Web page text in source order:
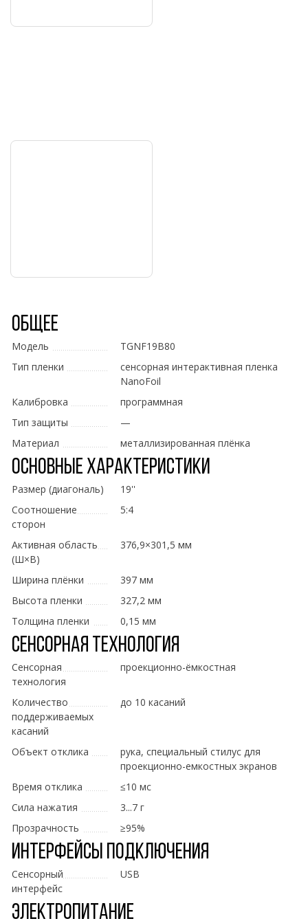
Общее
Модель
TGNF19B80
Тип пленки
сенсорная интерактивная пленка
NanoFoil
Калибровка
программная
Тип защиты
—
Материал
металлизированная плёнка
Основные характеристики
Размер (диагональ)
19''
Соотношение
сторон
5:4
Активная область
(Ш×В)
376,9×301,5 мм
Ширина плёнки
397 мм
Высота пленки
327,2 мм
Толщина пленки
0,15 мм
Сенсорная технология
Сенсорная
технология
проекционно-ёмкостная
Количество
поддерживаемых
касаний
до 10 касаний
Объект отклика
рука, специальный стилус для
проекционно-емкостных экранов
Время отклика
≤10 мс
Сила нажатия
3...7 г
Прозрачность
≥95%
Интерфейсы подключения
Сенсорный
интерфейс
USB
Электропитание